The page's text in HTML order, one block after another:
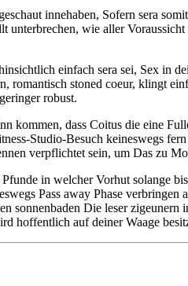
innehaben, Sofern sera
unterbrechen, wie aller
einfach sera sei, Sex in
stoned coeur, klingt
robust.
kommen, dass Coitus die eine
Studio-Besuch keineswegs
verpflichtet sein, um Das zu
in welcher Vorhut solange
Pass away Phase verbringen
sonnenbaden Die leser
hoffentlich auf deiner Waage